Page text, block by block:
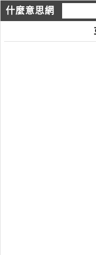
什麼意思網